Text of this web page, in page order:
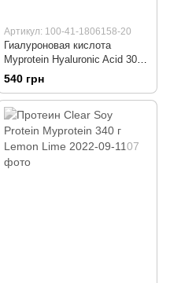
Артикул: 100-41-1806158-20
Гиалуроновая кислота
Myprotein Hyaluronic Acid 30
таблеток
540 грн